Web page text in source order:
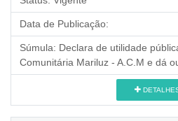
Data de Publicação:
Súmula: Declara de utilidade
Comunitária Mariluz - A.C.M e dá